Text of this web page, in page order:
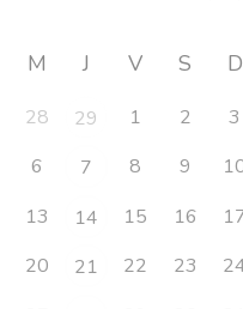
M J V S D
28 29 1 2
3
6 7 8 9
13 14 15 16
20 21 22 23